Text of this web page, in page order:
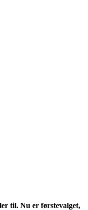
til. Nu er førstevalget,